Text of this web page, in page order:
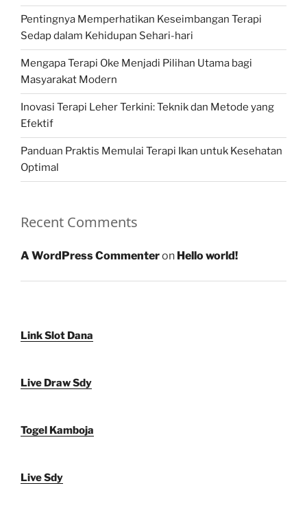
Pentingnya Memperhatikan Keseimbangan Terapi
Sedap dalam Kehidupan Sehari-hari
Mengapa Terapi Oke Menjadi Pilihan Utama bagi
Masyarakat Modern
Inovasi Terapi Leher Terkini: Teknik dan Metode yang
Efektif
Panduan Praktis Memulai Terapi Ikan untuk Kesehatan
Optimal
Recent Comments
A WordPress Commenteron Hello world!
Link Slot Dana
Live Draw Sdy
Togel Kamboja
Live Sdy